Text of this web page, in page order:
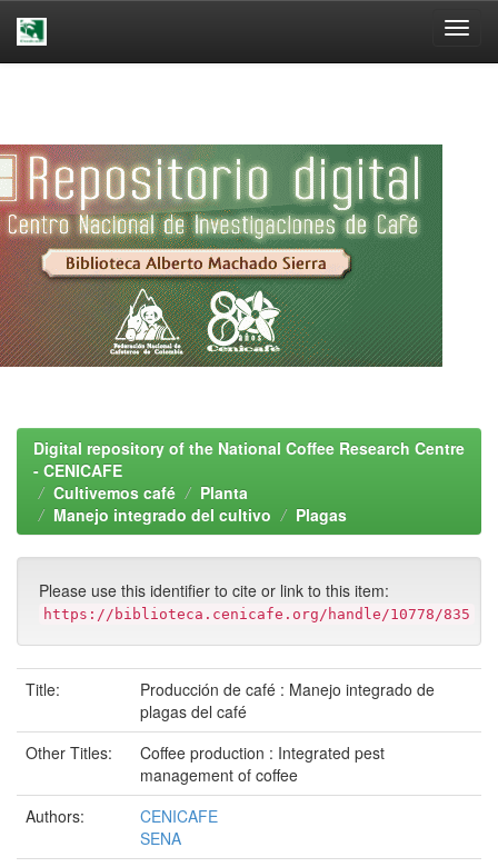
Digital repository of the National Coffee Research Centre
- CENICAFE
Cultivemos café
Planta
Manejo integrado del cultivo
Plagas
Please use this identifier to cite or link to this item:
https://biblioteca.cenicafe.org/handle/10778/835
Title:
Producción de café : Manejo integrado de
plagas del café
Other Titles:
Coffee production : Integrated pest
management of coffee
Authors:
CENICAFE
SENA